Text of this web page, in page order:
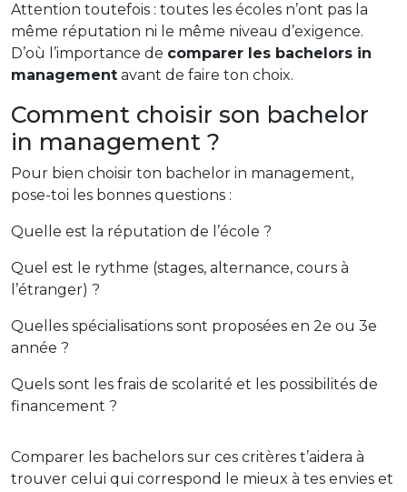
Attention toutefois : toutes les écoles n’ont pas la
même réputation ni le même niveau d’exigence.
D’où l’importance de comparer les bachelors in
management avant de faire ton choix.
Comment choisir son bachelor
in management ?
Pour bien choisir ton bachelor in management,
pose-toi les bonnes questions :
Quelle est la réputation de l’école ?
Quel est le rythme (stages, alternance, cours à
l’étranger) ?
Quelles spécialisations sont proposées en 2e ou 3e
année ?
Quels sont les frais de scolarité et les possibilités de
financement ?
Comparer les bachelors sur ces critères t’aidera à
trouver celui qui correspond le mieux à tes envies et